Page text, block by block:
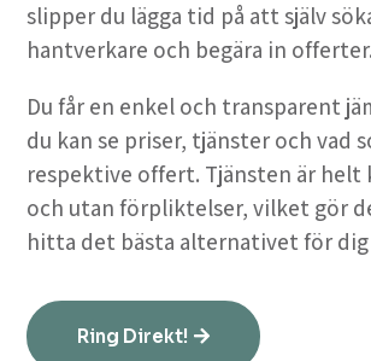
slipper du lägga tid på att själv
hantverkare och begära in offerter.
Du får en enkel och transparent
du kan se priser, tjänster och vad
respektive offert. Tjänsten är helt
och utan förpliktelser, vilket gör
hitta det bästa alternativet för dig
Ring Direkt!